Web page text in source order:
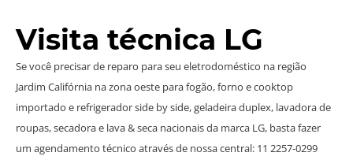
Visita técnica LG
Se você precisar de reparo para seu eletrodoméstico na região
Jardim Califórnia na zona oeste para fogão, forno e cooktop
importado e refrigerador side by side, geladeira duplex, lavadora de
roupas, secadora e lava & seca nacionais da marca LG, basta fazer
um agendamento técnico através de nossa central: 11 2257-0299